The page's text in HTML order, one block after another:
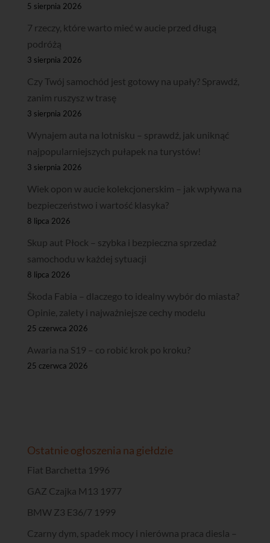
5 sierpnia 2026
7 rzeczy, które warto mieć w aucie przed długą
podróżą
3 sierpnia 2026
Czy Twój samochód jest gotowy na upały? Sprawdź,
zanim ruszysz w trasę
3 sierpnia 2026
Wynajem auta na lotnisku – sprawdź, jak uniknąć
najpopularniejszych pułapek na turystów!
3 sierpnia 2026
Wiek opon w aucie kolekcjonerskim – jak wpływa na
bezpieczeństwo i wartość klasyka?
8 lipca 2026
Skup aut Płock – szybka i bezpieczna sprzedaż
samochodu w każdej sytuacji
8 lipca 2026
Škoda Fabia – dlaczego to idealny wybór do miasta?
Opinie, zalety i najważniejsze cechy modelu
25 czerwca 2026
Awaria na S19 – co robić krok po kroku?
25 czerwca 2026
Ostatnie ogłoszenia na giełdzie
Fiat Barchetta 1996
GAZ Czajka M13 1977
BMW Z3 E36/7 1999
Czarny dym, spadek mocy i nierówna praca diesla –